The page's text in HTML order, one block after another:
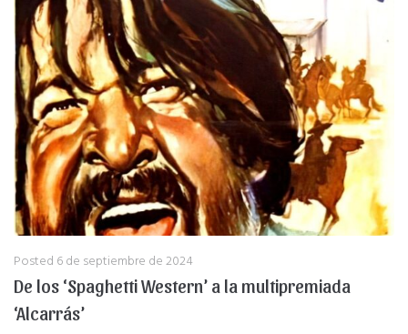
Posted 6 de septiembre de 2024
De los ‘Spaghetti Western’ a la multipremiada
‘Alcarrás’